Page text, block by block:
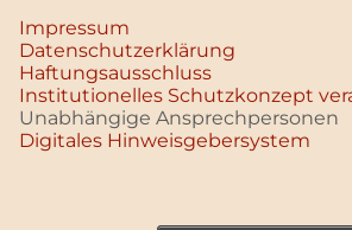
Impressum
Datenschutz­erklärung
Haftungsausschluss
Institutionelles Schutzkonzept
Unabhängige Ansprechpersonen
Digitales Hinweisgebersystem